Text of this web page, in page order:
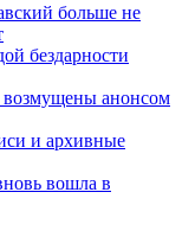
больше не
бездарности
возмущены анонсом
и архивные
вошла в